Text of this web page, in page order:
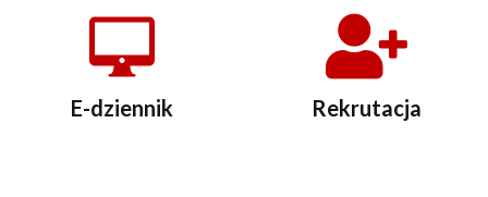
E-dziennik Rekrutacja